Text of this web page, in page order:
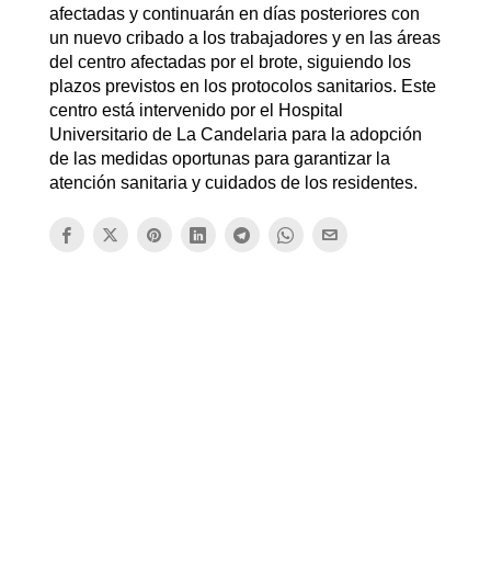
afectadas y continuarán en días posteriores con
un nuevo cribado a los trabajadores y en las áreas
del centro afectadas por el brote, siguiendo los
plazos previstos en los protocolos sanitarios. Este
centro está intervenido por el Hospital
Universitario de La Candelaria para la adopción
de las medidas oportunas para garantizar la
atención sanitaria y cuidados de los residentes.